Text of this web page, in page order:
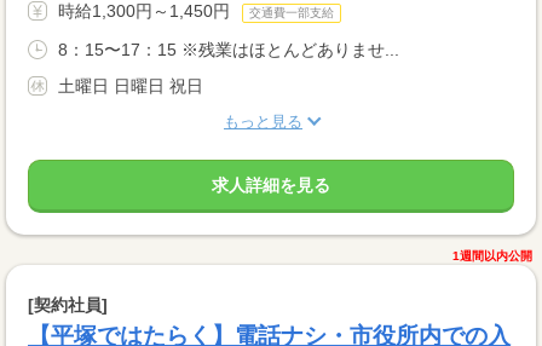
時給1,300円～1,450円 交通費一部支給
8：15〜17：15 ※残業はほとんどありませ...
土曜日 日曜日 祝日
もっと見る
求人詳細を見る
1週間以内公開
[契約社員]
【平塚ではたらく】電話ナシ・市役所内での入